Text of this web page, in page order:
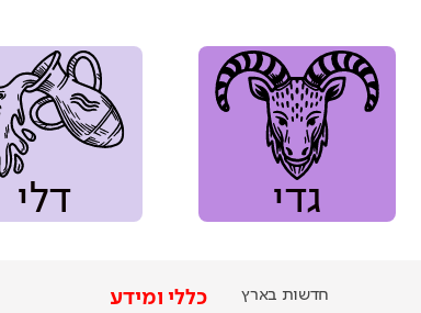
גדי דלי
חדשות בארץ
כללי ומידע